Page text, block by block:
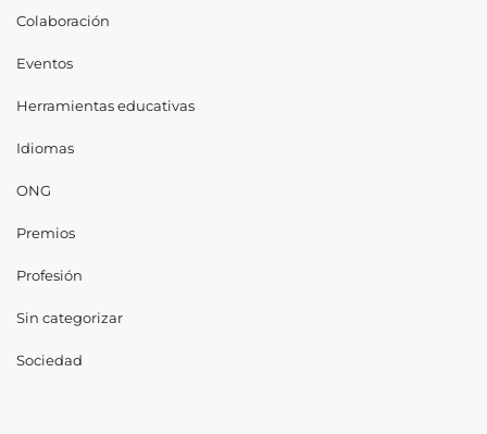
Colaboración
Eventos
Herramientas educativas
Idiomas
ONG
Premios
Profesión
Sin categorizar
Sociedad